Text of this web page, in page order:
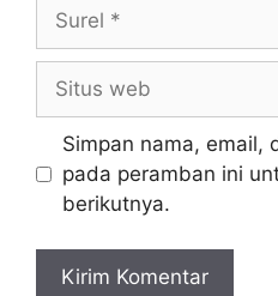
web
Simpan nama, email,
pada peramban ini
berikutnya.